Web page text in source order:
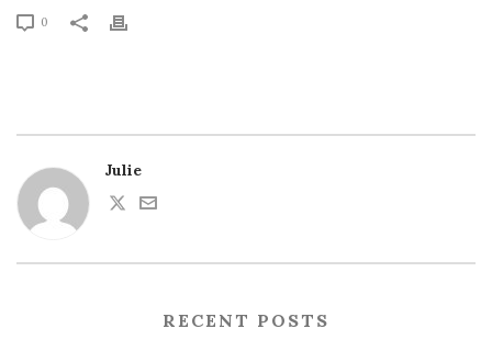
0
Julie
RECENT POSTS